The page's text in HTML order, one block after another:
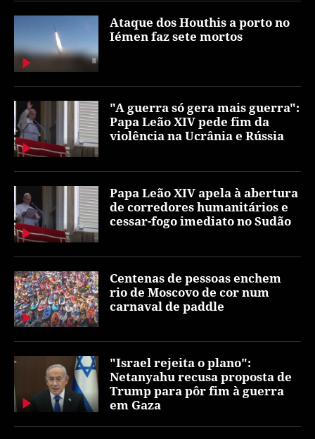
Ataque dos Houthis a porto no
Iémen faz sete mortos
"A guerra só gera mais guerra":
Papa Leão XIV pede fim da
violência na Ucrânia e Rússia
Papa Leão XIV apela à abertura
de corredores humanitários e
cessar-fogo imediato no Sudão
Centenas de pessoas enchem
rio de Moscovo de cor num
carnaval de paddle
"Israel rejeita o plano":
Netanyahu recusa proposta de
Trump para pôr fim à guerra
em Gaza